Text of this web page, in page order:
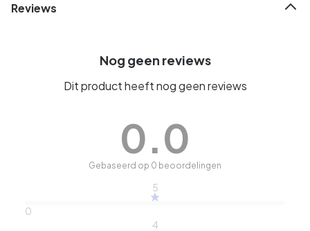
Reviews
Nog geen reviews
Dit product heeft nog geen reviews
0.0
Gebaseerd op 0 beoordelingen
5
0
4